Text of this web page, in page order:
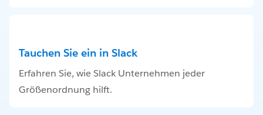
Tauchen Sie ein in Slack
Erfahren Sie, wie Slack Unternehmen jeder
Größenordnung hilft.